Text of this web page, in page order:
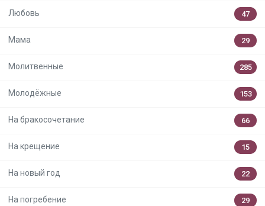
Любовь 47
Мама 29
Молитвенные 285
Молодёжные 153
На бракосочетание 66
На крещение 15
На новый год 22
На погребение 29